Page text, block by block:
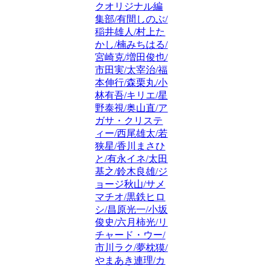
クオリジナル編
集部/有間しのぶ/
稲井雄人/村上た
かし/楠みちはる/
宮崎克/増田俊也/
市田実/太宰治/福
本伸行/森栗丸/小
林有吾/キリエ/星
野泰視/奥山直/ア
ガサ・クリステ
ィー/西尾雄太/若
狭星/香川まさひ
と/有永イネ/太田
基之/鈴木良雄/ジ
ョージ秋山/サメ
マチオ/黒鉄ヒロ
シ/昌原光一/小坂
俊史/六月柿光/リ
チャード・ウー/
市川ラク/夢枕獏/
やまあき連理/カ